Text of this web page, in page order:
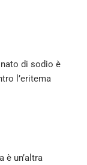
di sodio è
l’eritema
è un’altra